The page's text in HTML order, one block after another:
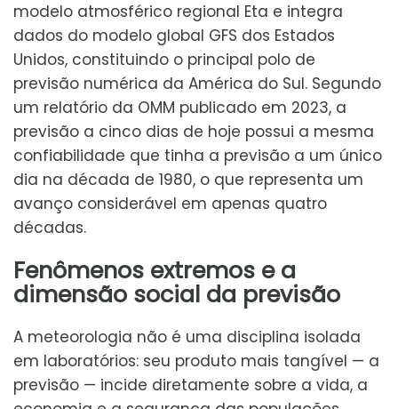
modelo atmosférico regional Eta e integra
dados do modelo global GFS dos Estados
Unidos, constituindo o principal polo de
previsão numérica da América do Sul. Segundo
um relatório da OMM publicado em 2023, a
previsão a cinco dias de hoje possui a mesma
confiabilidade que tinha a previsão a um único
dia na década de 1980, o que representa um
avanço considerável em apenas quatro
décadas.
Fenômenos extremos e a
dimensão social da previsão
A meteorologia não é uma disciplina isolada
em laboratórios: seu produto mais tangível — a
previsão — incide diretamente sobre a vida, a